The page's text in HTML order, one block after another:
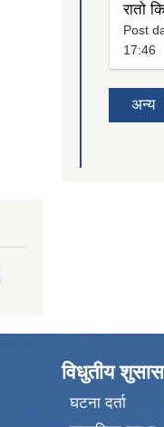
रातो
Post
17:46
अन्य
विधुतीय
घटना दर्ता